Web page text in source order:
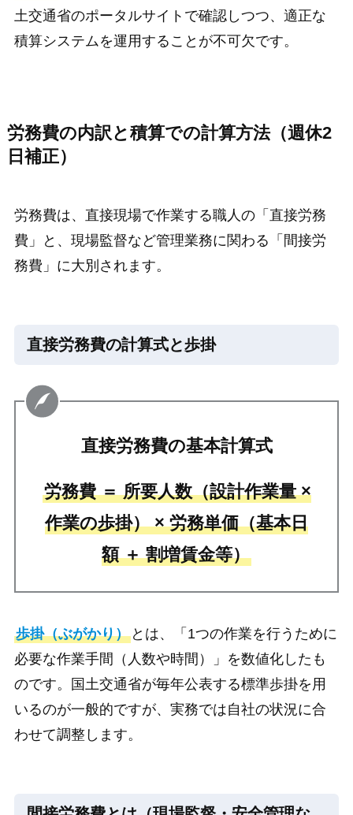
土交通省のポータルサイトで確認しつつ、適正な
積算システムを運用することが不可欠です。
労務費の内訳と積算での計算方法（週休2
日補正）
労務費は、直接現場で作業する職人の「直接労務
費」と、現場監督など管理業務に関わる「間接労
務費」に大別されます。
直接労務費の計算式と歩掛
直接労務費の基本計算式
労務費 ＝ 所要人数（設計作業量 ×
作業の歩掛） × 労務単価（基本日
額 ＋ 割増賃金等）
歩掛（ぶがかり）とは、「1つの作業を行うために
必要な作業手間（人数や時間）」を数値化したも
のです。国土交通省が毎年公表する標準歩掛を用
いるのが一般的ですが、実務では自社の状況に合
わせて調整します。